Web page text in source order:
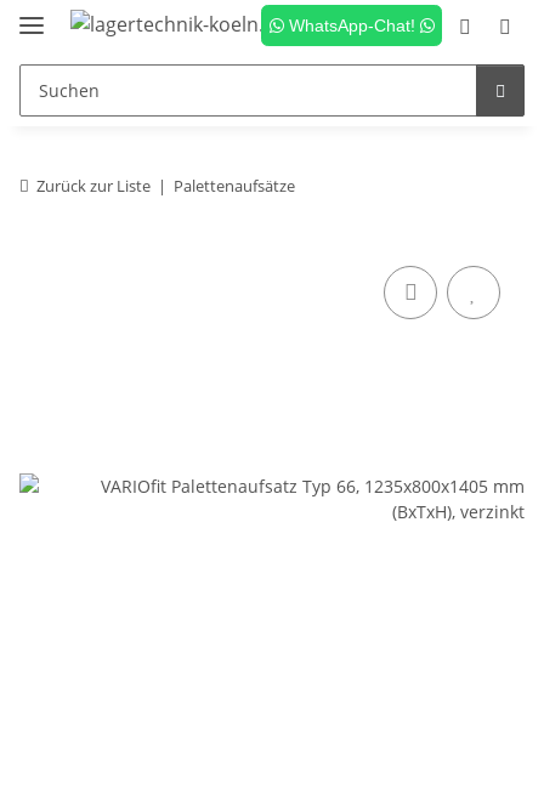
WhatsApp-Chat!
Zurück zur Liste Palettenaufsätze